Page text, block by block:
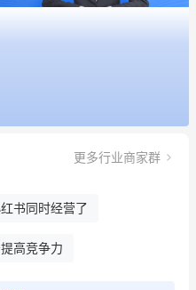
更多行业商家群
书同时经营了
系我
家看一下
书同时经营了
高竞争力